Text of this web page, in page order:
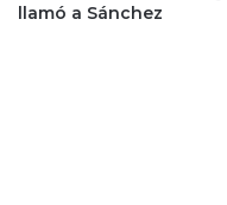
llamó a Sánchez